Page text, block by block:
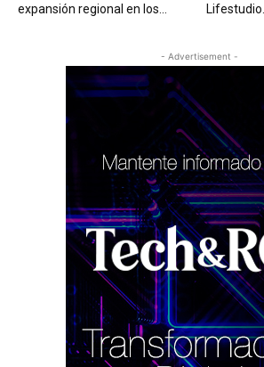
expansión regional en los...
Lifestudio...
- Advertisement -